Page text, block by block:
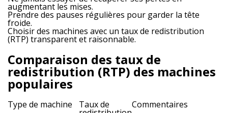
augmentant les mises.
Prendre des pauses régulières pour garder la tête
froide.
Choisir des machines avec un taux de redistribution
(RTP) transparent et raisonnable.
Comparaison des taux de
redistribution (RTP) des machines
populaires
Type de machine Taux de Commentaires